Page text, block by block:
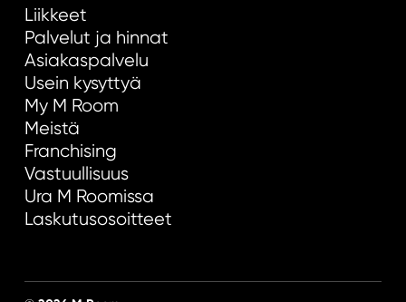
Liikkeet
Palvelut ja hinnat
Asiakaspalvelu
Usein kysyttyä
My M Room
Meistä
Franchising
Vastuullisuus
Ura M Roomissa
Laskutusosoitteet